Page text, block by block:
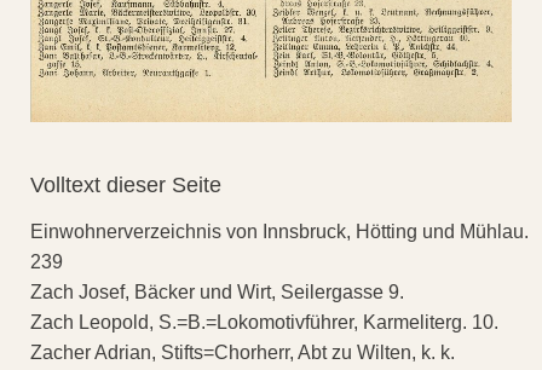
Volltext dieser Seite
Einwohnerverzeichnis von Innsbruck, Hötting und Mühlau.
239
Zach Josef, Bäcker und Wirt, Seilergasse 9.
Zach Leopold, S.=B.=Lokomotivführer, Karmeliterg. 10.
Zacher Adrian, Stifts=Chorherr, Abt zu Wilten, k. k.